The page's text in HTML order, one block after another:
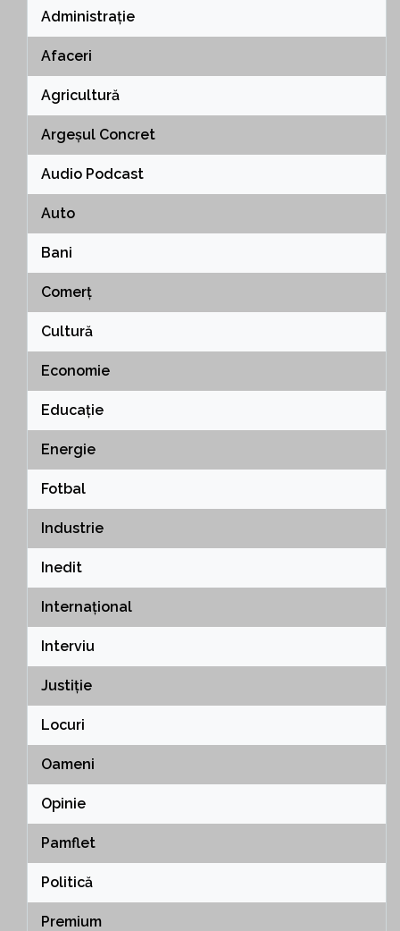
Administrație
Afaceri
Agricultură
Argeșul Concret
Audio Podcast
Auto
Bani
Comerț
Cultură
Economie
Educație
Energie
Fotbal
Industrie
Inedit
Internațional
Interviu
Justiție
Locuri
Oameni
Opinie
Pamflet
Politică
Premium